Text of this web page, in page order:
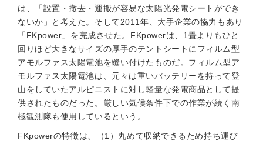
は、「設置・撤去・運搬が容易な太陽光発電シートができ
ないか」と考えた。そして2011年、大手企業の協力もあり
「FKpower」を完成させた。FKpowerは、1畳よりもひと
回りほど大きなサイズの厚手のテントシートにフィルム型
アモルファス太陽電池を縫い付けたものだ。フィルム型ア
モルファス太陽電池は、元々は重いバッテリーを持って登
山をしていたアルピニストに対し軽量な発電商品として提
供されたものだった。厳しい気候条件下での作業が続く南
極観測隊も使用しているという。
FKpowerの特徴は、（1）丸めて収納できるため持ち運び